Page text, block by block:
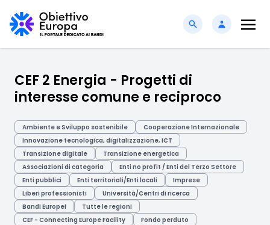
CEF 2 Energia - Progetti di
interesse comune e reciproco
Ambiente e Sviluppo sostenibile
Cooperazione Internazionale
Innovazione tecnologica, digitalizzazione, ICT
Transizione digitale
Transizione energetica
Associazioni di categoria
Enti no profit / Enti del Terzo Settore
Enti pubblici
Enti territoriali/Enti locali
Imprese
Liberi professionisti
Università/Centri di ricerca
Bandi Europei
Tutte le regioni
CEF - Connecting Europe Facility
Fondo perduto